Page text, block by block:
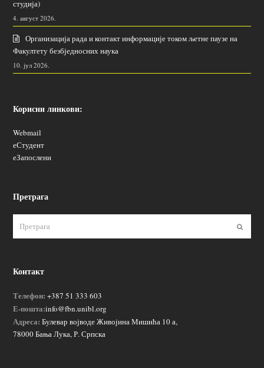
студија)
4. август 2026.
Организација рада и контакт информације током љетне паузе на
Факултету безбједносних наука
10. јул 2026.
Корисни линкови:
Webmail
еСтудент
еЗапослени
Претрага
Контакт
Телефон: +387 51 333 603
Е-пошта:info@fbn.unibl.org
Адреса: Булевар војводе Живојина Мишића 10 а,
78000 Бања Лука, Р. Српска